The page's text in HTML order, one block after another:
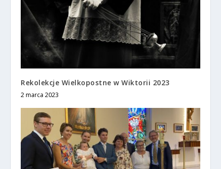
Rekolekcje Wielkopostne w Wiktorii 2023
2 marca 2023